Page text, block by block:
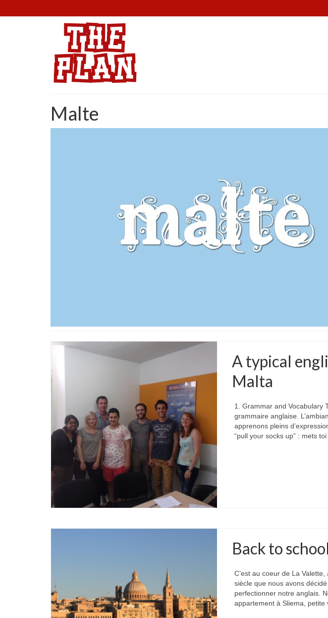
Malte
A typical
Malta
1. Grammar and Vocabulary
grammaire anglaise.
apprenons pleins
“pull your socks up” : mets
Back to school
C’est au coeur de La
siècle que nous avons
perfectionner notre anglais.
appartement à Sliema, petite